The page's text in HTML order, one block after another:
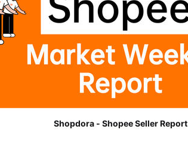
Shopdora - Shopee Seller Report